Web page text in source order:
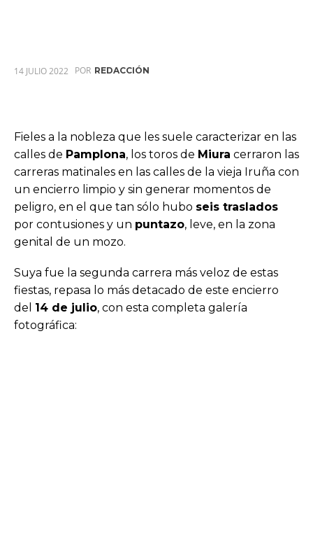
14 JULIO 2022 POR REDACCIÓN
Fieles a la nobleza que les suele caracterizar en las
calles de Pamplona, los toros de Miura cerraron las
carreras matinales en las calles de la vieja Iruña con
un encierro limpio y sin generar momentos de
peligro, en el que tan sólo hubo seis traslados
por contusiones y un puntazo, leve, en la zona
genital de un mozo.
Suya fue la segunda carrera más veloz de estas
fiestas, repasa lo más detacado de este encierro
del 14 de julio, con esta completa galería
fotográfica: